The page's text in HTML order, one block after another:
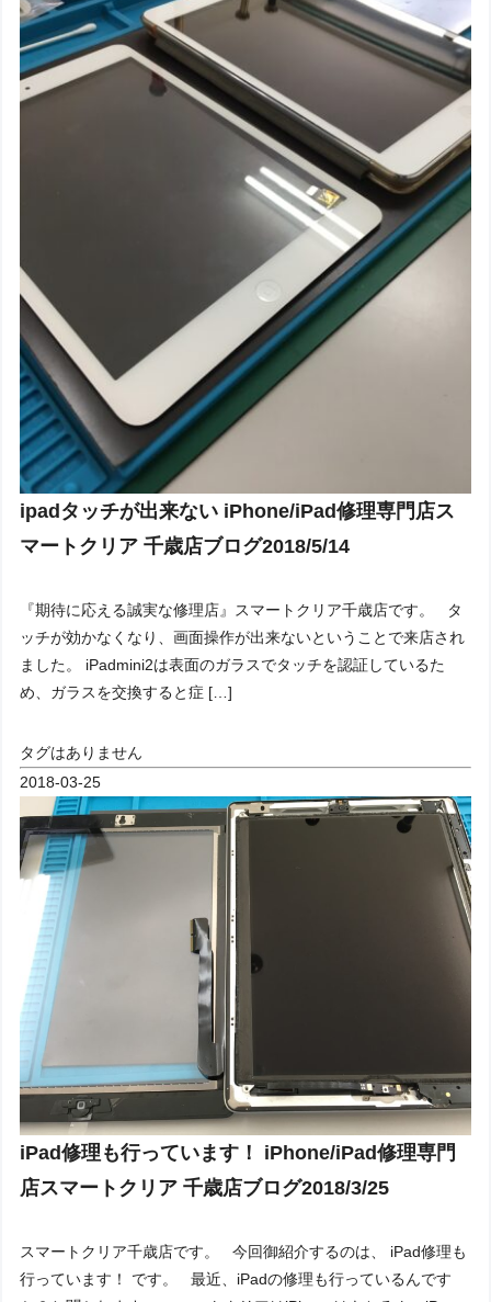
ipadタッチが出来ない iPhone/iPad修理専門店ス
マートクリア 千歳店ブログ2018/5/14
『期待に応える誠実な修理店』スマートクリア千歳店です。 タ
ッチが効かなくなり、画面操作が出来ないということで来店され
ました。 iPadmini2は表面のガラスでタッチを認証しているた
め、ガラスを交換すると症 […]
タグはありません
2018-03-25
iPad修理も行っています！ iPhone/iPad修理専門
店スマートクリア 千歳店ブログ2018/3/25
スマートクリア千歳店です。 今回御紹介するのは、 iPad修理も
行っています！ です。 最近、iPadの修理も行っているんです